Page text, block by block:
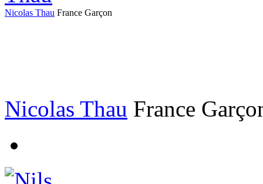
Nicolas Thau France Garçon
Nicolas Thau France